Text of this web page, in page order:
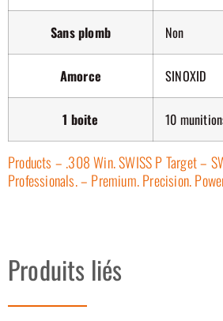
Sans plomb Non
Amorce SINOXID
1 boite 10
Products – .308 Win. SWISS P Target –
Professionals. – Premium. Precision.
Produits liés